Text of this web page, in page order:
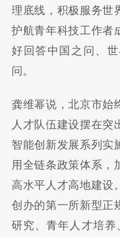
理底线，积极服务世
护航青年科技工作者
好回答中国之问、
问。
龚维幂说，北京市始
人才队伍建设摆在突
智能创新发展系列实
用全链条政策体系，
高水平人才高地建设
创办的第一所新型正
研究、青年人才培养